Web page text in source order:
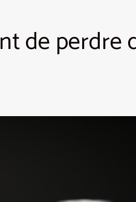
de perdre